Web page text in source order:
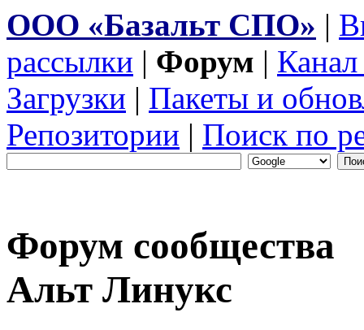
ООО «Базальт СПО» |
рассылки | Форум |
Загрузки | Пакеты и
Репозитории | Поиск по
Форум сообщества
Альт Линукс